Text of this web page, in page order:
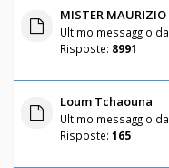
MISTER MAURIZIO
Ultimo messaggio da
Risposte: 8991
Loum Tchaouna
Ultimo messaggio da
Risposte: 165